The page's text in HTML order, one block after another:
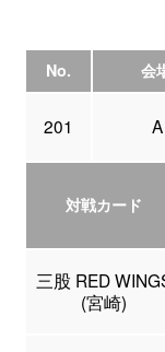
No. 会
201
対戦カード
三股 RED
(宮崎)